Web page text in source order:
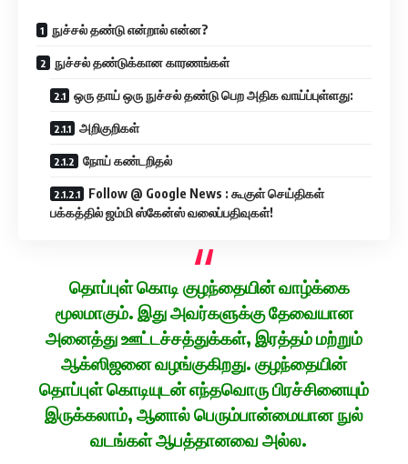
நுச்சல் தண்டு என்றால் என்ன?
நுச்சல் தண்டுக்கான காரணங்கள்
ஒரு தாய் ஒரு நுச்சல் தண்டு பெற அதிக வாய்ப்புள்ளது:
அறிகுறிகள்
நோய் கண்டறிதல்
Follow @ Google News : கூகுள் செய்திகள்
பக்கத்தில் ஜம்மி ஸ்கேன்ஸ் வலைப்பதிவுகள்!
தொப்புள் கொடி குழந்தையின் வாழ்க்கை
மூலமாகும். இது அவர்களுக்கு தேவையான
அனைத்து ஊட்டச்சத்துக்கள், இரத்தம் மற்றும்
ஆக்ஸிஜனை வழங்குகிறது. குழந்தையின்
தொப்புள் கொடியுடன் எந்தவொரு பிரச்சினையும்
இருக்கலாம், ஆனால் பெரும்பான்மையான நுல்
வடங்கள் ஆபத்தானவை அல்ல.